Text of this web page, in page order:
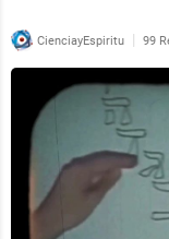
CienciayEspiritu | 99